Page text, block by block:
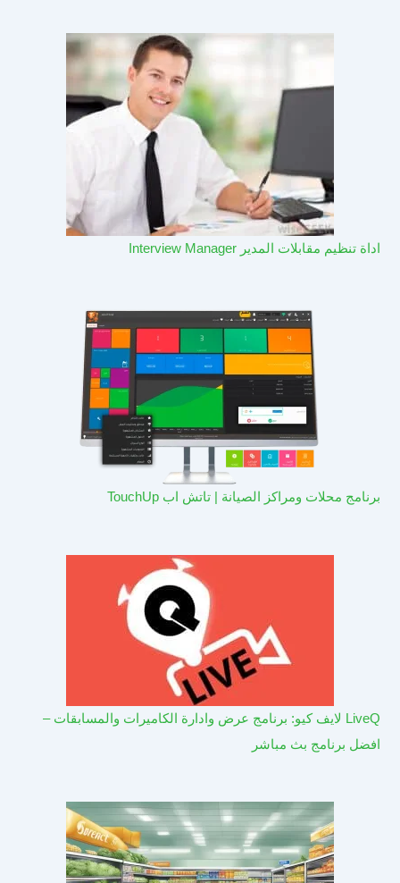
اداة تنظيم مقابلات المدير Interview Manager
برنامج محلات ومراكز الصيانة | تاتش اب TouchUp
LiveQ لايف كيو: برنامج عرض وادارة الكاميرات والمسابقات –
افضل برنامج بث مباشر